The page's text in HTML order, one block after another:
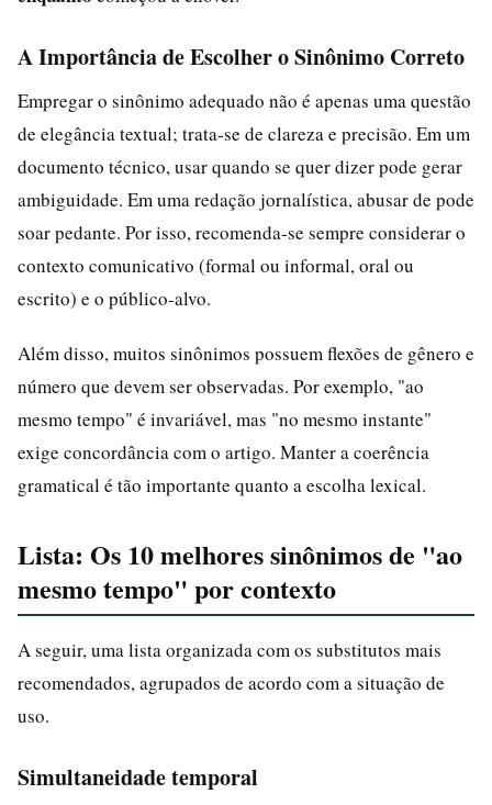
A Importância de Escolher o Sinônimo Correto
Empregar o sinônimo adequado não é apenas uma questão
de elegância textual; trata-se de clareza e precisão. Em um
documento técnico, usar quando se quer dizer pode gerar
ambiguidade. Em uma redação jornalística, abusar de pode
soar pedante. Por isso, recomenda-se sempre considerar o
contexto comunicativo (formal ou informal, oral ou
escrito) e o público-alvo.
Além disso, muitos sinônimos possuem flexões de gênero e
número que devem ser observadas. Por exemplo, "ao
mesmo tempo" é invariável, mas "no mesmo instante"
exige concordância com o artigo. Manter a coerência
gramatical é tão importante quanto a escolha lexical.
Lista: Os 10 melhores sinônimos de "ao
mesmo tempo" por contexto
A seguir, uma lista organizada com os substitutos mais
recomendados, agrupados de acordo com a situação de
uso.
Simultaneidade temporal